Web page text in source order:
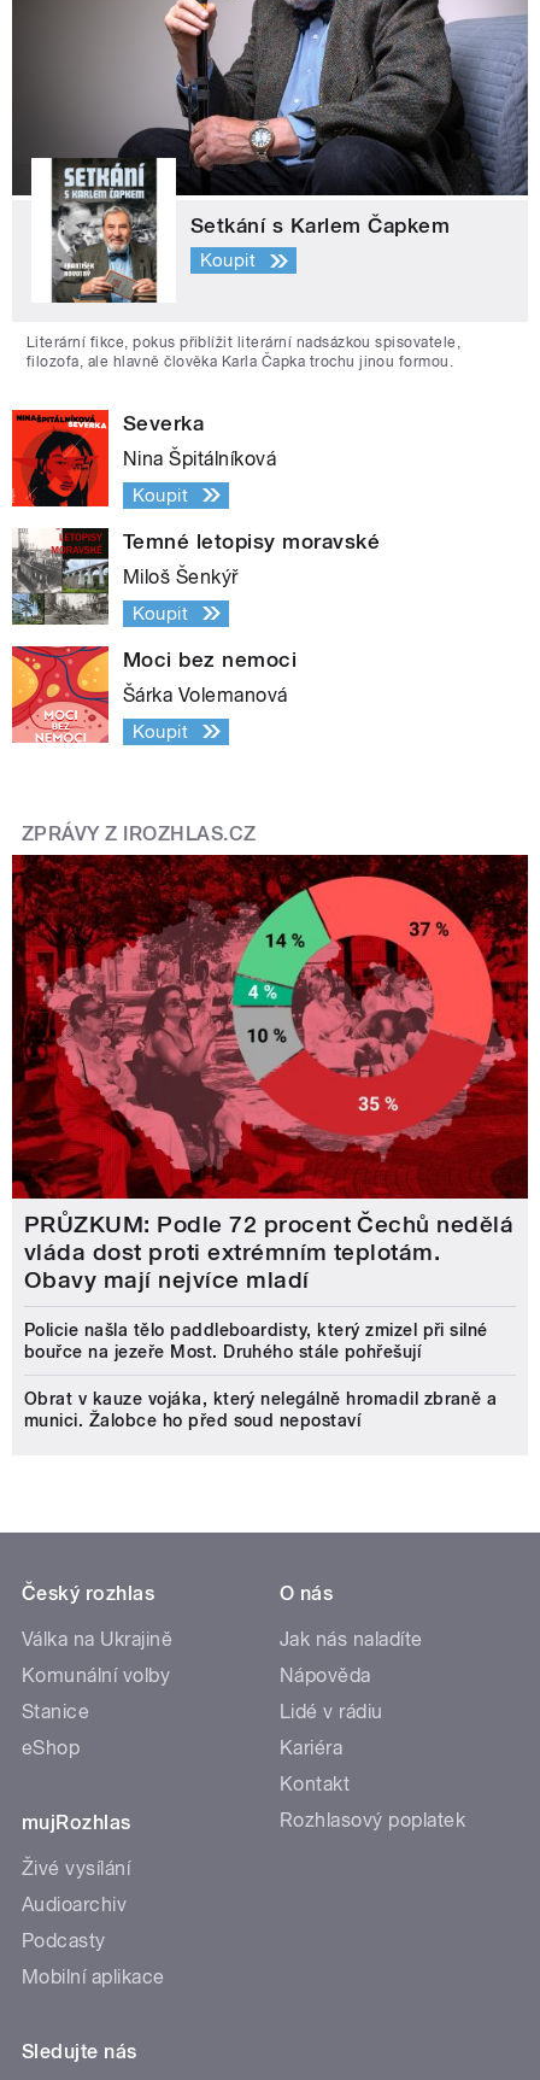
Setkání s Karlem Čapkem
Koupit
Literární fikce, pokus přiblížit literární nadsázkou spisovatele,
filozofa, ale hlavně člověka Karla Čapka trochu jinou formou.
Severka
Nina Špitálníková
Koupit
Temné letopisy moravské
Miloš Šenkýř
Koupit
Moci bez nemoci
Šárka Volemanová
Koupit
ZPRÁVY Z IROZHLAS.CZ
PRŮZKUM: Podle 72 procent Čechů nedělá
vláda dost proti extrémním teplotám.
Obavy mají nejvíce mladí
Policie našla tělo paddleboardisty, který zmizel při silné
bouřce na jezeře Most. Druhého stále pohřešují
Obrat v kauze vojáka, který nelegálně hromadil zbraně a
munici. Žalobce ho před soud nepostaví
Český rozhlas
Válka na Ukrajině
Komunální volby
Stanice
eShop
mujRozhlas
Živé vysílání
Audioarchiv
Podcasty
Mobilní aplikace
O nás
Jak nás naladíte
Nápověda
Lidé v rádiu
Kariéra
Kontakt
Rozhlasový poplatek
Sledujte nás